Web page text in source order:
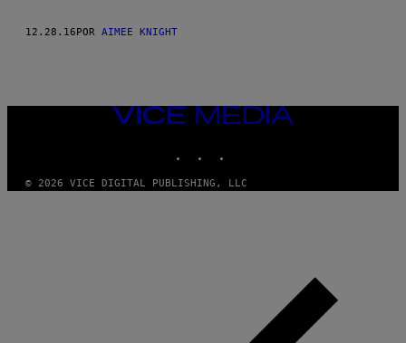
12.28.16POR AIMEE KNIGHT
VICE
MEDIA
© 2026 VICE DIGITAL PUBLISHING, LLC